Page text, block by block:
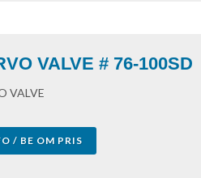
VALVE # 76-100SD
VALVE
/ BE OM PRIS